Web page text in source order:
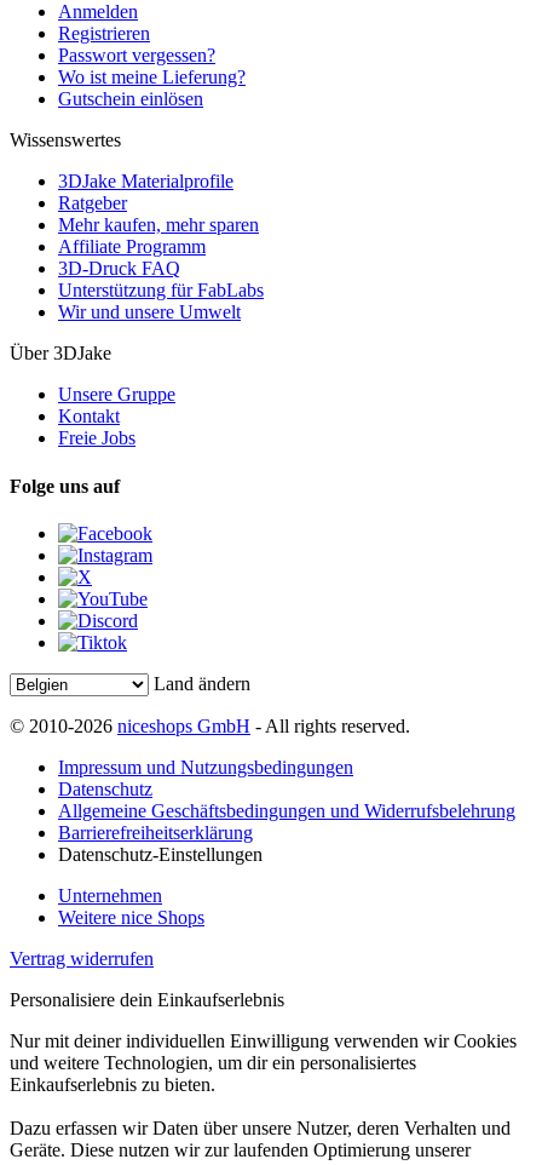
Anmelden
Registrieren
Passwort vergessen?
Wo ist meine Lieferung?
Gutschein einlösen
Wissenswertes
3DJake Materialprofile
Ratgeber
Mehr kaufen, mehr sparen
Affiliate Programm
3D-Druck FAQ
Unterstützung für FabLabs
Wir und unsere Umwelt
Über 3DJake
Unsere Gruppe
Kontakt
Freie Jobs
Folge uns auf
Land ändern
© 2010-2026 niceshops GmbH - All rights reserved.
Impressum und Nutzungsbedingungen
Datenschutz
Allgemeine Geschäftsbedingungen und Widerrufsbelehrung
Barrierefreiheitserklärung
Datenschutz-Einstellungen
Unternehmen
Weitere nice Shops
Vertrag widerrufen
Personalisiere dein Einkaufserlebnis
Nur mit deiner individuellen Einwilligung verwenden wir Cookies
und weitere Technologien, um dir ein personalisiertes
Einkaufserlebnis zu bieten.
Dazu erfassen wir Daten über unsere Nutzer, deren Verhalten und
Geräte. Diese nutzen wir zur laufenden Optimierung unserer